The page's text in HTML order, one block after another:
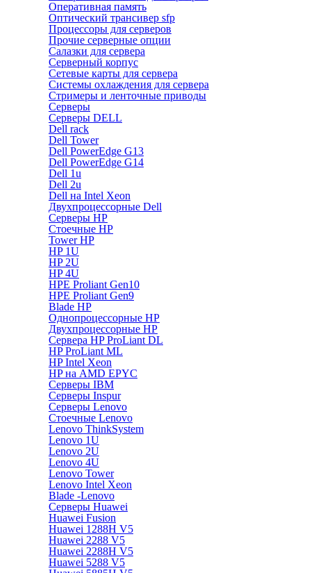
Оперативная память
Оптический трансивер sfp
Процессоры для серверов
Прочие серверные опции
Салазки для сервера
Серверный корпус
Сетевые карты для сервера
Системы охлаждения для сервера
Стримеры и ленточные приводы
Серверы
Серверы DELL
Dell rack
Dell Tower
Dell PowerEdge G13
Dell PowerEdge G14
Dell 1u
Dell 2u
Dell на Intel Xeon
Двухпроцессорные Dell
Серверы HP
Стоечные HP
Tower HP
HP 1U
HP 2U
HP 4U
HPE Proliant Gen10
HPE Proliant Gen9
Blade HP
Однопроцессорные HP
Двухпроцессорные HP
Сервера HP ProLiant DL
HP ProLiant ML
HP Intel Xeon
HP на AMD EPYC
Серверы IBM
Серверы Inspur
Серверы Lenovo
Стоечные Lenovo
Lenovo ThinkSystem
Lenovo 1U
Lenovo 2U
Lenovo 4U
Lenovo Tower
Lenovo Intel Xeon
Blade -Lenovo
Серверы Huawei
Huawei Fusion
Huawei 1288H V5
Huawei 2288 V5
Huawei 2288H V5
Huawei 5288 V5